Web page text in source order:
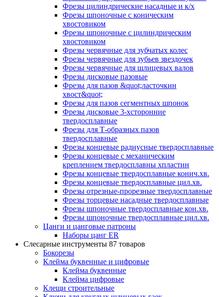
Фрезы цилиндрические насадные и к/х
Фрезы шпоночные с коническим
хвостовиком
Фрезы шпоночные с цилиндрическим
хвостовиком
Фрезы червячные для зубчатых колес
Фрезы червячные для зубьев звездочек
Фрезы червячные для шлицевых валов
Фрезы дисковые пазовые
Фрезы для пазов &quot;ласточкин
хвост&quot;
Фрезы для пазов сегментных шпонок
Фрезы дисковые 3-хсторонние
твердосплавные
Фрезы для Т-образных пазов
твердосплавные
Фрезы концевые радиусные твердосплавные
Фрезы концевые с механическим
креплением твердосплавны хпластин
Фрезы концевые твердосплавные конич.хв.
Фрезы концевые твердосплавные цил.хв.
Фрезы отрезные-прорезные твердосплавные
Фрезы торцевые насадные твердосплавные
Фрезы шпоночные твердосплавные кон.хв.
Фрезы шпоночные твердосплавные цил.хв.
Цанги и цанговые патроны
Наборы цанг ER
Слесарные инструменты 87 товаров
Бокорезы
Клейма буквенные и цифровые
Клейма буквенные
Клейма цифровые
Клещи строительные